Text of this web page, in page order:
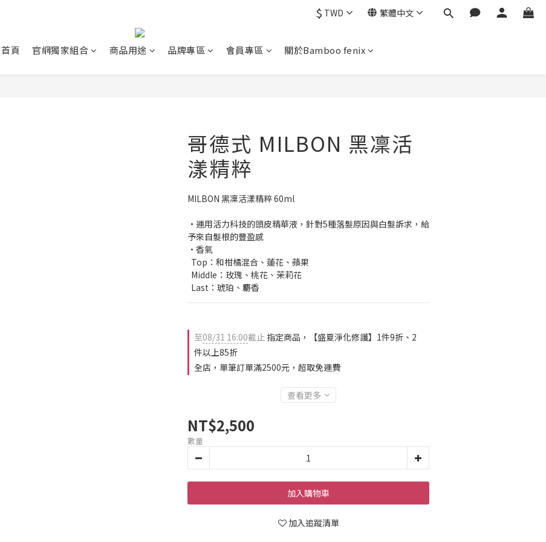
$ TWD 繁體中文
首頁 官網獨家組合 商品用途 品牌專區 會員專區 關於Bamboo fenix
哥德式 MILBON 黑凜活
漾精粹
MILBON 黑凜活漾精粹 60ml
•運用活力科技的頭皮精華液，針對5種落髮原因與白髮訴求，給
予來自髮根的豐盈感
•香氣
  Top：和柑橘混合、蓮花、蘋果
  Middle：玫瑰、桃花、茉莉花
  Last：琥珀、麝香
至08/31 16:00截止 指定商品，【盛夏淨化修護】1件9折、2
件以上85折
全店，單筆訂單滿2500元，超取免運費
查看更多
NT$2,500
數量
加入購物車
加入追蹤清單